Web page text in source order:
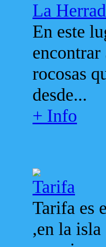
La
En este
encontrar
rocosas
desde...
+ Info
Tarifa
Tarifa es
,en la